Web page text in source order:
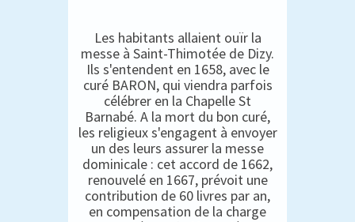
Les habitants allaient ouïr la
messe à Saint-Thimotée de Dizy.
Ils s'entendent en 1658, avec le
curé BARON, qui viendra parfois
célébrer en la Chapelle St
Barnabé. A la mort du bon curé,
les religieux s'engagent à envoyer
un des leurs assurer la messe
dominicale : cet accord de 1662,
renouvelé en 1667, prévoit une
contribution de 60 livres par an,
en compensation de la charge